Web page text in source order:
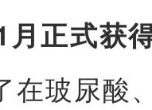
月正式获
在玻尿酸